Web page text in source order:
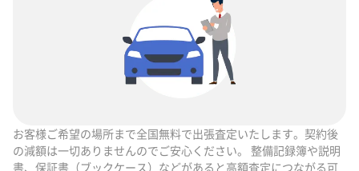
お客様ご希望の場所まで全国無料で出張査定いたします。契約後
の減額は一切ありませんのでご安心ください。 整備記録簿や説明
書、保証書（ブックケース）などがあると高額査定につながる可